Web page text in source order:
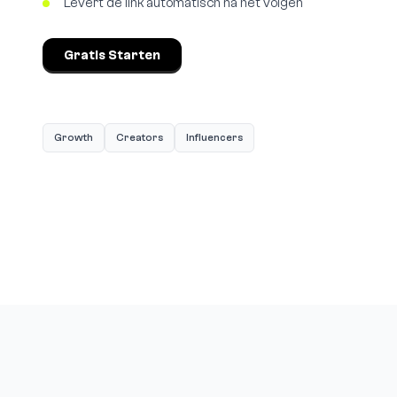
Levert de link automatisch na het volgen
Gratis Starten
Growth Creators Influencers